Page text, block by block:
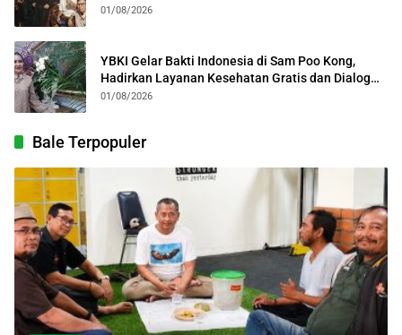
Kolosal
01/08/2026
YBKI Gelar Bakti Indonesia di Sam Poo Kong,
Hadirkan Layanan Kesehatan Gratis dan Dialog
Kebangsaan
01/08/2026
Bale Terpopuler